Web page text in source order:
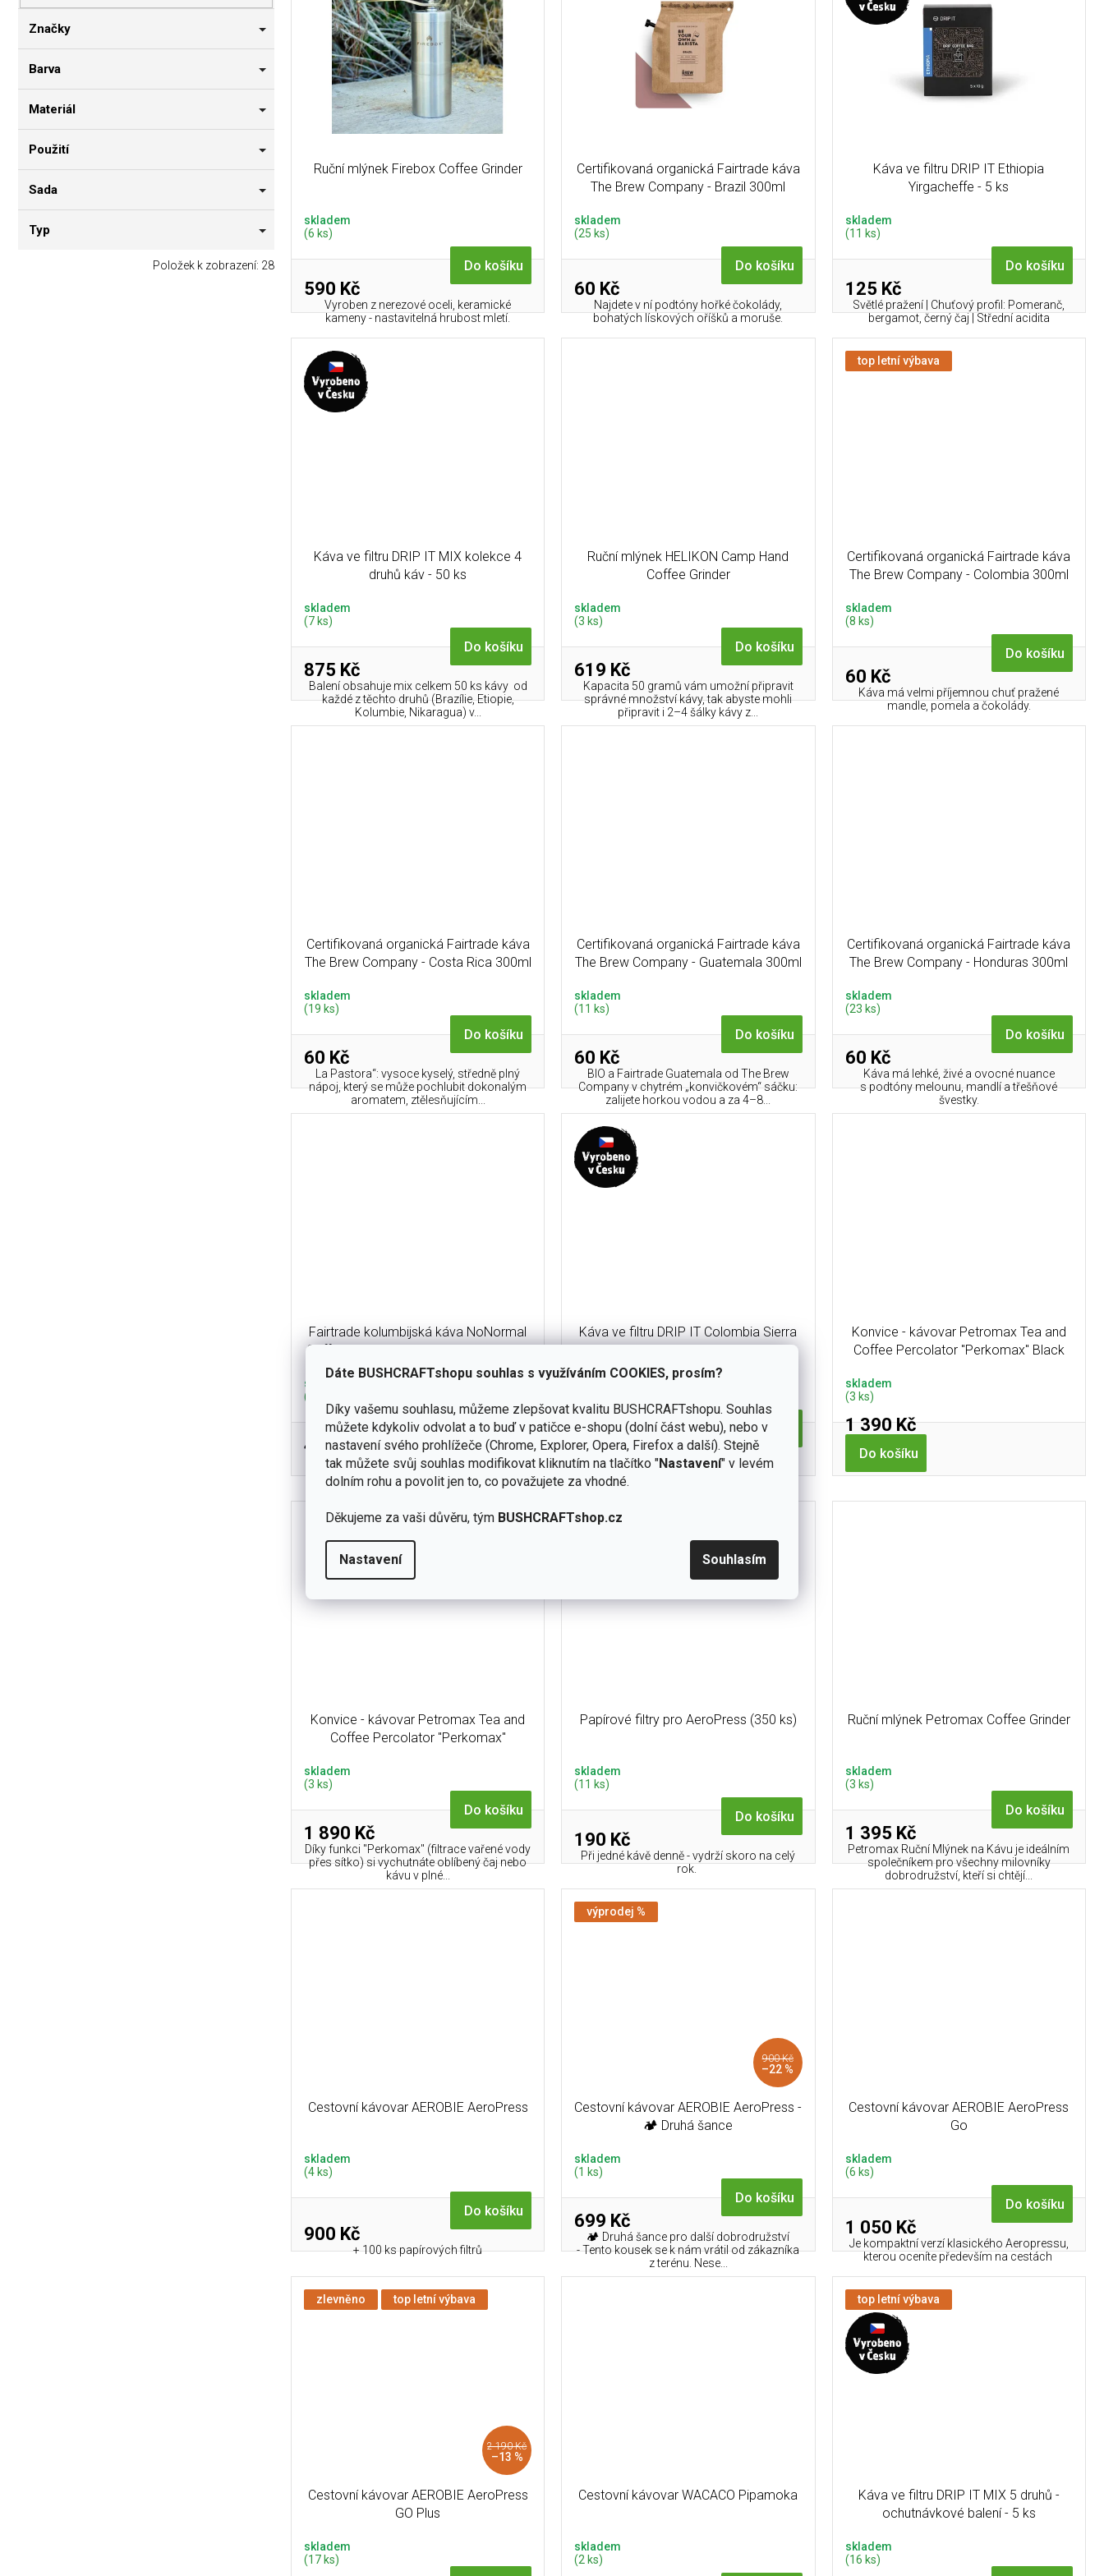
Dáte BUSHCRAFTshopu souhlas s využíváním COOKIES, prosím?
Díky vašemu souhlasu, můžeme zlepšovat kvalitu BUSHCRAFTshopu. Souhlas
můžete kdykoliv odvolat a to buď v patičce e-shopu (dolní část webu), nebo v
nastavení svého prohlížeče (Chrome, Explorer, Opera, Firefox a další). Stejně
tak můžete svůj souhlas modifikovat kliknutím na tlačítko "Nastavení" v levém
dolním rohu a povolit jen to, co považujete za vhodné.
Děkujeme za vaši důvěru, tým BUSHCRAFTshop.cz
Nastavení Souhlasím
n
í
a
Značky
Barva
Materiál
Použití
Sada
Typ
Položek k zobrazení: 28
Ruční mlýnek Firebox Coffee Grinder
skladem
(6 ks)
590 Kč
Do košíku
Vyroben z nerezové oceli, keramické
kameny - nastavitelná hrubost mletí.
Certifikovaná organická Fairtrade káva
The Brew Company - Brazil 300ml
skladem
(25 ks)
60 Kč
Do košíku
Najdete v ní podtóny hořké čokolády,
bohatých lískových oříšků a moruše.
Káva ve filtru DRIP IT Ethiopia
Yirgacheffe - 5 ks
skladem
(11 ks)
125 Kč
Do košíku
Světlé pražení | Chuťový profil: Pomeranč,
bergamot, černý čaj | Střední acidita
Káva ve filtru DRIP IT MIX kolekce 4
druhů káv - 50 ks
skladem
(7 ks)
875 Kč
Do košíku
Balení obsahuje mix celkem 50 ks kávy od
každé z těchto druhů (Brazílie, Etiopie,
Kolumbie, Nikaragua) v...
Ruční mlýnek HELIKON Camp Hand
Coffee Grinder
skladem
(3 ks)
619 Kč
Do košíku
Kapacita 50 gramů vám umožní připravit
správné množství kávy, tak abyste mohli
připravit i 2–4 šálky kávy z...
top letní výbava
Certifikovaná organická Fairtrade káva
The Brew Company - Colombia 300ml
skladem
(8 ks)
60 Kč
Do košíku
Káva má velmi příjemnou chuť pražené
mandle, pomela a čokolády.
Certifikovaná organická Fairtrade káva
The Brew Company - Costa Rica 300ml
skladem
(19 ks)
60 Kč
Do košíku
La Pastora“: vysoce kyselý, středně plný
nápoj, který se může pochlubit dokonalým
aromatem, ztělesňujícím...
Certifikovaná organická Fairtrade káva
The Brew Company - Guatemala 300ml
skladem
(11 ks)
60 Kč
Do košíku
BIO a Fairtrade Guatemala od The Brew
Company v chytrém „konvičkovém“ sáčku:
zalijete horkou vodou a za 4–8...
Certifikovaná organická Fairtrade káva
The Brew Company - Honduras 300ml
skladem
(23 ks)
60 Kč
Do košíku
Káva má lehké, živé a ovocné nuance
s podtóny melounu, mandlí a třešňové
švestky.
Fairtrade kolumbijská káva NoNormal
Coffee 100% Arabica Sweet Black - 20
dávek (45mg kofeinu)
skladem
(8 ks)
430 Kč
Do košíku
Sweet Black je superkoncentrovaná kávová
pasta v tubě, kterou rozmícháte v horké i
studené vodě – bez...
Káva ve filtru DRIP IT Colombia Sierra
Nevada - 5 ks
125 Kč
Do košíku
Střední pražení | Chuťový profil: Tmavá
čokoláda, karamel, jablko | Střední acidita
Konvice - kávovar Petromax Tea and
Coffee Percolator "Perkomax" Black
skladem
(3 ks)
1 390 Kč
Do košíku
Konvice - kávovar Petromax Tea and
Coffee Percolator "Perkomax"
skladem
(3 ks)
1 890 Kč
Do košíku
Díky funkci "Perkomax" (filtrace vařené vody
přes sítko) si vychutnáte oblíbený čaj nebo
kávu v plné...
Papírové filtry pro AeroPress (350 ks)
skladem
(11 ks)
190 Kč
Do košíku
Při jedné kávě denně - vydrží skoro na celý
rok.
Ruční mlýnek Petromax Coffee Grinder
skladem
(3 ks)
1 395 Kč
Do košíku
Petromax Ruční Mlýnek na Kávu je ideálním
společníkem pro všechny milovníky
dobrodružství, kteří si chtějí...
Cestovní kávovar AEROBIE AeroPress
skladem
(4 ks)
900 Kč
Do košíku
+ 100 ks papírových filtrů
výprodej %
900 Kč
–22 %
Cestovní kávovar AEROBIE AeroPress -
🏕️ Druhá šance
skladem
(1 ks)
699 Kč
Do košíku
🏕️ Druhá šance pro další dobrodružství
- Tento kousek se k nám vrátil od zákazníka
z terénu. Nese...
Cestovní kávovar AEROBIE AeroPress
Go
skladem
(6 ks)
1 050 Kč
Do košíku
Je kompaktní verzí klasického Aeropressu,
kterou oceníte především na cestách
zlevněno top letní výbava
2 190 Kč
–13 %
Cestovní kávovar AEROBIE AeroPress
GO Plus
skladem
(17 ks)
Cestovní kávovar WACACO Pipamoka
skladem
(2 ks)
top letní výbava
Káva ve filtru DRIP IT MIX 5 druhů -
ochutnávkové balení - 5 ks
skladem
(16 ks)